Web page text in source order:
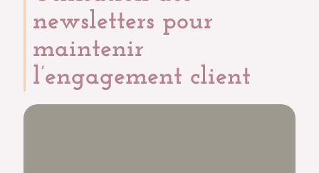
newsletters pour
maintenir
l’engagement client